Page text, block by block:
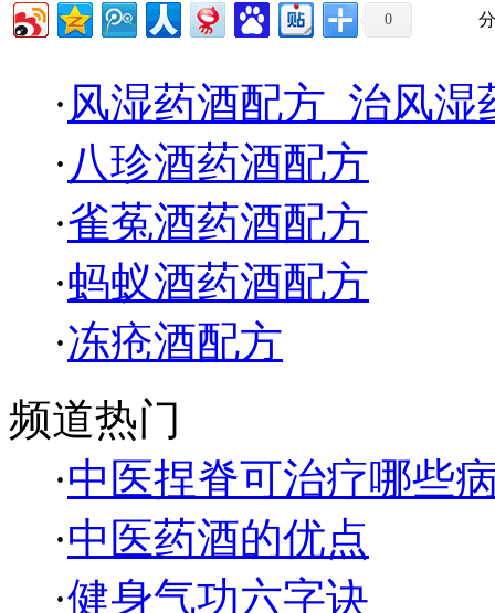
0
· 风湿药酒配方_治风湿
· 八珍酒药酒配方
·雀菟酒药酒配方
·蚂蚁酒药酒配方
·冻疮酒配方
频道热门
·中医捏脊可治疗哪些
·中医药酒的优点
·健身气功六字诀